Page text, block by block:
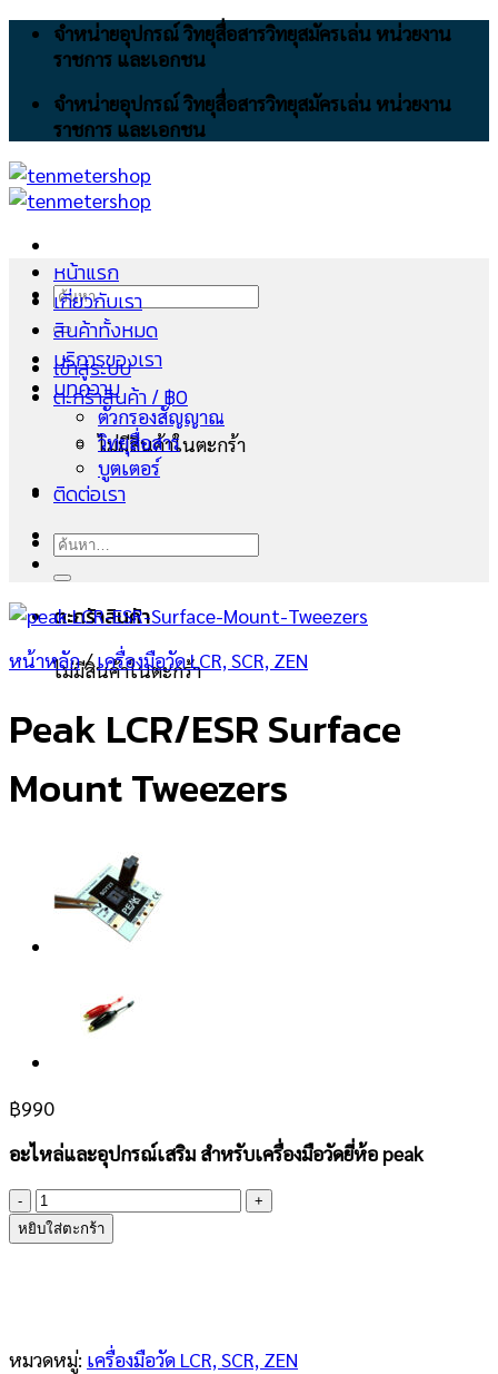
Skip
จำหน่ายอุปกรณ์ วิทยุสื่อสารวิทยุสมัครเล่น หน่วยงาน
ราชการ และเอกชน
จำหน่ายอุปกรณ์ วิทยุสื่อสารวิทยุสมัครเล่น หน่วยงาน
ราชการ และเอกชน
ค้นหา:
เข้าสู่ระบบ
ตะกร้าสินค้า /฿0
ไม่มีสินค้าในตะกร้า
ตะกร้าสินค้า
ไม่มีสินค้าในตะกร้า
หน้าแรก
เกี่ยวกับเรา
สินค้าทั้งหมด
บริการของเรา
บทความ
ตัวกรองสัญญาณ
วิทยุสื่อสาร
บูตเตอร์
ติดต่อเรา
ค้นหา:
หน้าหลัก/ เครื่องมือวัด LCR, SCR, ZEN
Peak LCR/ESR Surface
Mount Tweezers
฿990
อะไหล่และอุปกรณ์เสริม สำหรับเครื่องมือวัดยี่ห้อ peak
จำนวน
Peak
LCR/ESR
ชิ้น
หยิบใส่ตะกร้า
หมวดหมู่: เครื่องมือวัด LCR, SCR, ZEN